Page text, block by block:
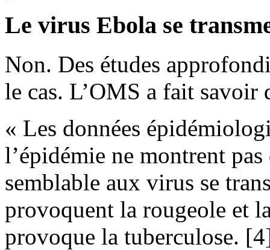
Le virus Ebola se
Non. Des études
le cas. L’OMS a fait savoir
« Les données
l’épidémie ne montrent
semblable aux virus se
provoquent la rougeole et
provoque la tuberculose.